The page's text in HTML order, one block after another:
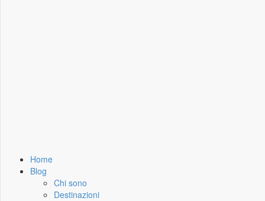
Home
Blog
Chi sono
Destinazioni